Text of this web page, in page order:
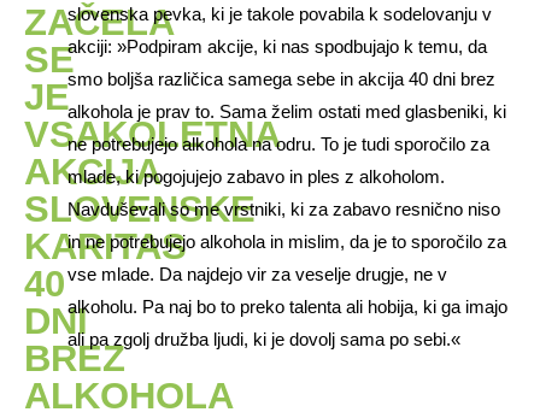
ZAČELA
SE
JE
VSAKOLETNA
AKCIJA
SLOVENSKE
KARITAS
40
DNI
BREZ
ALKOHOLA
slovenska pevka, ki je takole povabila k sodelovanju v
akciji: »Podpiram akcije, ki nas spodbujajo k temu, da
smo boljša različica samega sebe in akcija 40 dni brez
alkohola je prav to. Sama želim ostati med glasbeniki, ki
ne potrebujejo alkohola na odru. To je tudi sporočilo za
mlade, ki pogojujejo zabavo in ples z alkoholom.
Navduševali so me vrstniki, ki za zabavo resnično niso
in ne potrebujejo alkohola in mislim, da je to sporočilo za
vse mlade. Da najdejo vir za veselje drugje, ne v
alkoholu. Pa naj bo to preko talenta ali hobija, ki ga imajo
ali pa zgolj družba ljudi, ki je dovolj sama po sebi.«